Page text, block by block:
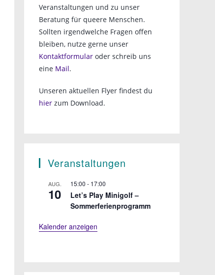
Veranstaltungen und zu unser
Beratung für queere Menschen.
Sollten irgendwelche Fragen offen
bleiben, nutze gerne unser
Kontaktformular oder schreib uns
eine Mail.
Unseren aktuellen Flyer findest du
hier zum Download.
Veranstaltungen
AUG.
10
15:00 - 17:00
Let’s Play Minigolf –
Sommerferienprogramm
Kalender anzeigen